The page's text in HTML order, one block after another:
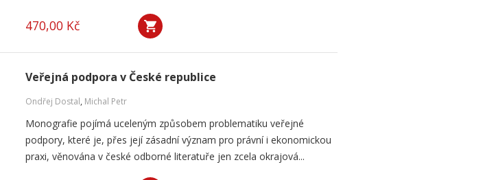
470,00 Kč
Veřejná podpora v České republice
Ondřej Dostal, Michal Petr
Monografie pojímá uceleným způsobem problematiku veřejné
podpory, které je, přes její zásadní význam pro právní i ekonomickou
praxi, věnována v české odborné literatuře jen zcela okrajová...